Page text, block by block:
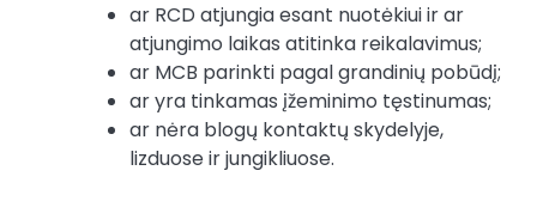
ar RCD atjungia esant nuotėkiui ir ar
atjungimo laikas atitinka reikalavimus;
ar MCB parinkti pagal grandinių pobūdį;
ar yra tinkamas įžeminimo tęstinumas;
ar nėra blogų kontaktų skydelyje,
lizduose ir jungikliuose.